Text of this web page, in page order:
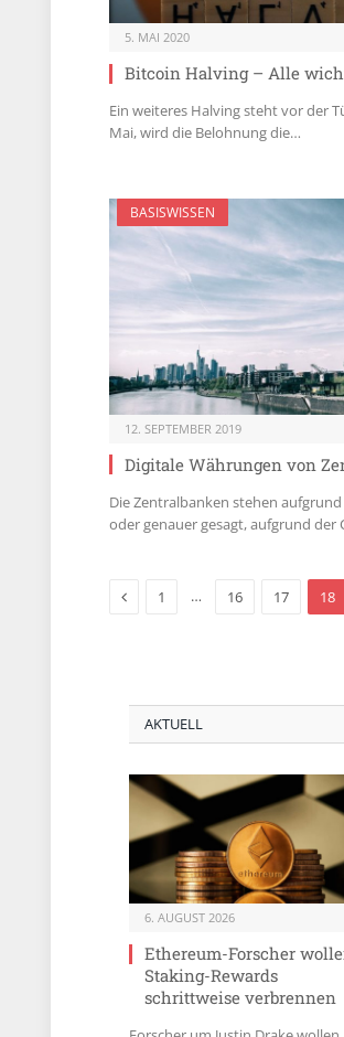
5. MAI 2020
Bitcoin Halving – Alle
Ein weiteres Halving steht vor der
Mai, wird die Belohnung die…
BASISWISSEN
12. SEPTEMBER 2019
Digitale Währungen von
Die Zentralbanken stehen
oder genauer gesagt, aufgrund der
Previous
1 … 16 17 18
AKTUELL
6. AUGUST 2026
Ethereum-Forscher
Staking-Rewards
schrittweise verbrennen